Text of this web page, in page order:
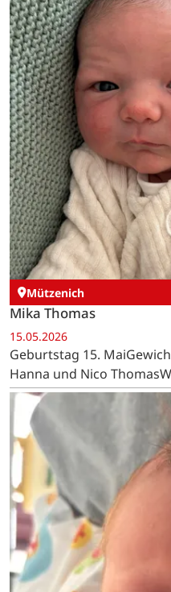
Mützenich
Mika Thomas
15.05.2026
Geburtstag 15.
Hanna und Nico